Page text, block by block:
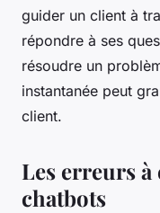
guider un client à
répondre à ses
résoudre un
instantanée peut
client.
Les erreurs à
chatbots